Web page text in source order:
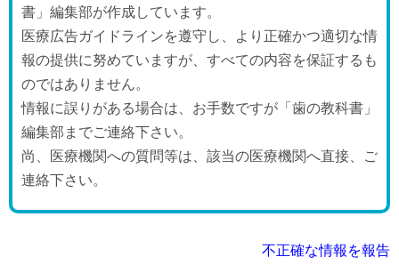
書」編集部が作成しています。
医療広告ガイドラインを遵守し、より正確かつ適切な情
報の提供に努めていますが、すべての内容を保証するも
のではありません。
情報に誤りがある場合は、お手数ですが「歯の教科書」
編集部までご連絡下さい。
尚、医療機関への質問等は、該当の医療機関へ直接、ご
連絡下さい。
不正確な情報を報告